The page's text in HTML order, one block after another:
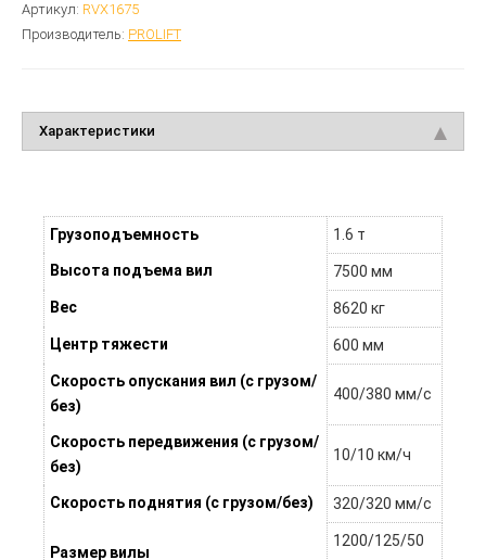
Артикул: RVX1675
Производитель: PROLIFT
Характеристики
Грузоподъемность 1.6 т
Высота подъема вил 7500 мм
Вес 8620 кг
Центр тяжести 600 мм
Скорость опускания вил (с грузом/
без)
400/380 мм/с
Скорость передвижения (с грузом/
без)
10/10 км/ч
Скорость поднятия (с грузом/без) 320/320 мм/с
Размер вилы
1200/125/50